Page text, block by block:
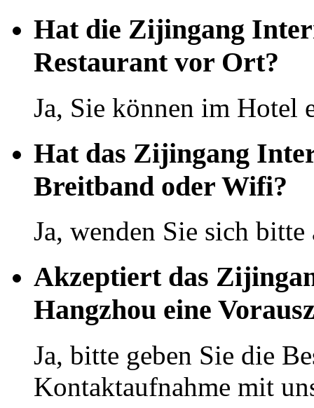
Hat die Zijingang
Restaurant vor Ort?
Ja, Sie können im Hotel
Hat das Zijingang
Breitband oder Wifi?
Ja, wenden Sie sich
Akzeptiert das
Hangzhou eine
Ja, bitte geben Sie die
Kontaktaufnahme mit